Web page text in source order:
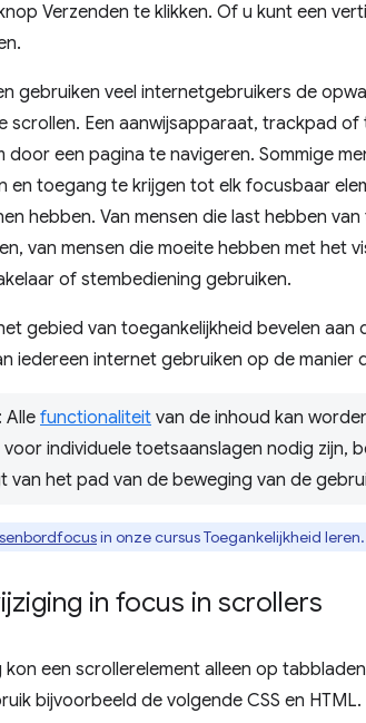
Verzenden te klikken. Of u kunt een
gebruiken veel internetgebruikers de
scrollen. Een aanwijsapparaat, trackpad
door een pagina te navigeren. Sommige
en toegang te krijgen tot elk focusbaar
hebben. Van mensen die last hebben
van mensen die moeite hebben met het
of stembediening gebruiken.
gebied van toegankelijkheid bevelen aan
iedereen internet gebruiken op de manier
Alle functionaliteit van de inhoud kan
individuele toetsaanslagen nodig zijn,
van het pad van de beweging van de
in onze cursus Toegankelijkheid leren.
in focus in scrollers
kon een scrollerelement alleen op
bijvoorbeeld de volgende CSS en